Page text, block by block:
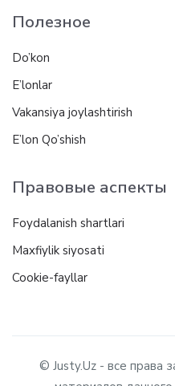
Полезное
Do’kon
E’lonlar
Vakansiya joylashtirish
E’lon Qo’shish
Правовые аспекты
Foydalanish shartlari
Maxfiylik siyosati
Cookie-fayllar
© Justy.Uz - все права